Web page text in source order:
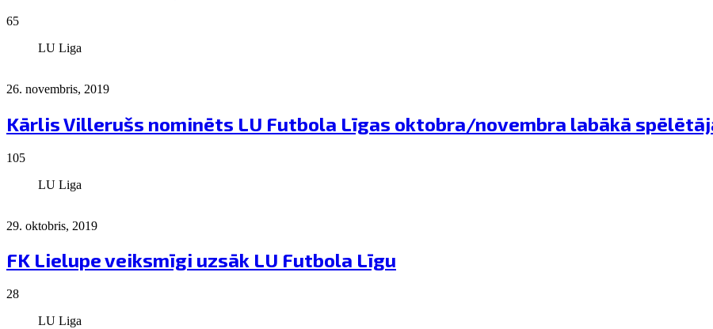
65
LU Liga
26. novembris, 2019
Kārlis Villerušs nominēts LU Futbola Līgas oktobra/novembra labākā
105
LU Liga
29. oktobris, 2019
FK Lielupe veiksmīgi uzsāk LU Futbola Līgu
28
LU Liga